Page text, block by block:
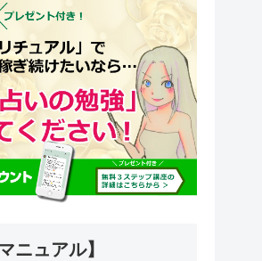
ニュアル】